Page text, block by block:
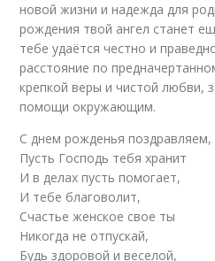
новой жизни и надежда для
рождения твой ангел станет
тебе удаётся честно и
расстояние по
крепкой веры и чистой любви,
помощи окружающим.
С днем рожденья поздравляем,
Пусть Господь тебя хранит
И в делах пусть помогает,
И тебе благоволит,
Счастье женское свое ты
Никогда не отпускай,
Будь здоровой и веселой,